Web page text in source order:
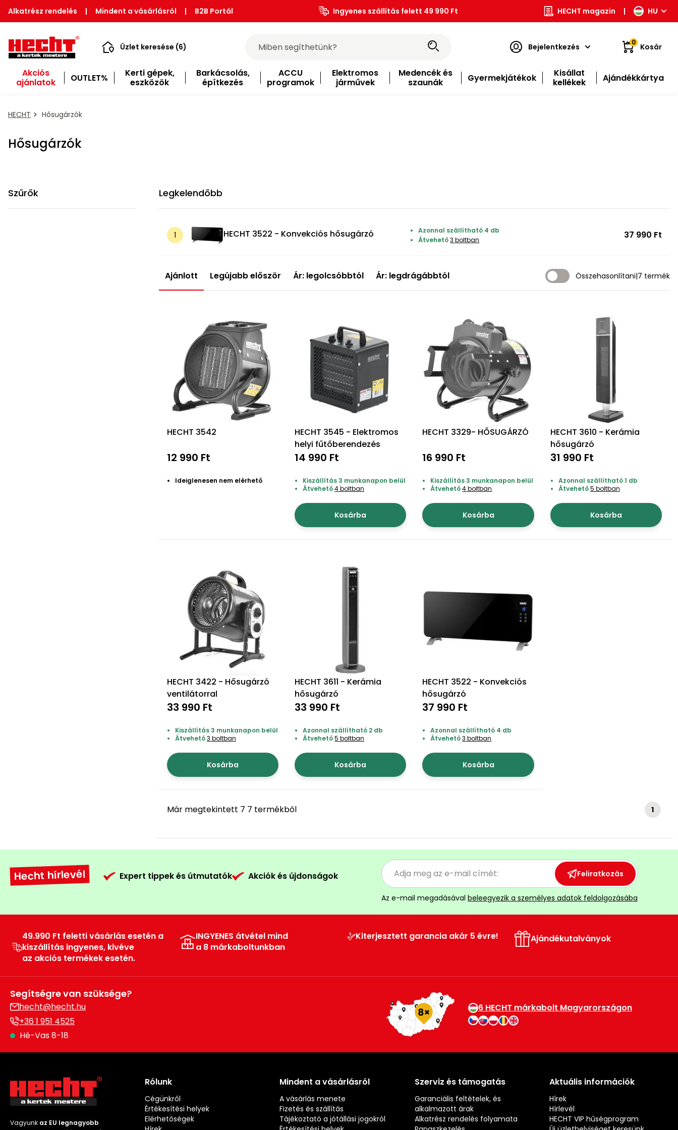
Alkatrész rendelés | Mindent a vásárlásról | B2B Portál Ingyenes szállítás felett 49 990 Ft HECHT magazin | HU
Üzlet keresése (6) Bejelentkezés 0 Kosár
Akciós
ajánlatok
OUTLET%
Kerti gépek,
eszközök
Barkácsolás,
építkezés
ACCU
programok
Elektromos
járművek
Medencék és
szaunák
Gyermekjátékok
Kisállat
kellékek
Ajándékkártya
HECHT Hősugárzók
Hősugárzók
Legkelendőbb
HECHT 3522 - Konvekciós hősugárzó
Azonnal szállítható 4 db
Átvehető3 boltban 37 990 Ft
Szűrők
Ajánlott Legújabb először Ár: legolcsóbbtól Ár: legdrágábbtól Összehasonlítani|7 termék
HECHT 3542
12 990 Ft
Ideiglenesen nem elérhető
HECHT 3545 - Elektromos
helyi fűtőberendezés
14 990 Ft
Kiszállítás 3 munkanapon belül
Átvehető4 boltban
Kosárba
HECHT 3329- HŐSUGÁRZÓ
16 990 Ft
Kiszállítás 3 munkanapon belül
Átvehető4 boltban
Kosárba
HECHT 3610 - Kerámia
hősugárzó
31 990 Ft
Azonnal szállítható 1 db
Átvehető5 boltban
Kosárba
HECHT 3422 - Hősugárzó
ventilátorral
33 990 Ft
Kiszállítás 3 munkanapon belül
Átvehető3 boltban
Kosárba
HECHT 3611 - Kerámia
hősugárzó
33 990 Ft
Azonnal szállítható 2 db
Átvehető5 boltban
Kosárba
HECHT 3522 - Konvekciós
hősugárzó
37 990 Ft
Azonnal szállítható 4 db
Átvehető3 boltban
Kosárba
Már megtekintett 7 7 termékből 1
Hecht hírlevél Expert tippek és útmutatók Akciók és újdonságok Feliratkozás
Az e-mail megadásával beleegyezik a személyes adatok feldolgozásába
49.990 Ft feletti vásárlás esetén a
kiszállítás ingyenes, kivéve
az akciós termékek esetén.
INGYENES átvétel mind
a 8 márkaboltunkban
Kiterjesztett garancia akár 5 évre! Ajándékutalványok
Segítségre van szüksége?
hecht@hecht.hu
+36 1 951 4525
Hé-Vas 8-18
6 HECHT márkabolt Magyarországon
Vagyunk az EU legnagyobb
Rólunk
Cégünkről
Értékesítési helyek
Elérhetőségek
Mindent a vásárlásról
A vásárlás menete
Fizetés és szállítás
Tájékoztató a jótállási jogokról
Szerviz és támogatás
Garanciális feltételek, és
alkalmazott árak
Alkatrész rendelés folyamata
Aktuális információk
Hírek
Hírlevél
HECHT VIP hűségprogram